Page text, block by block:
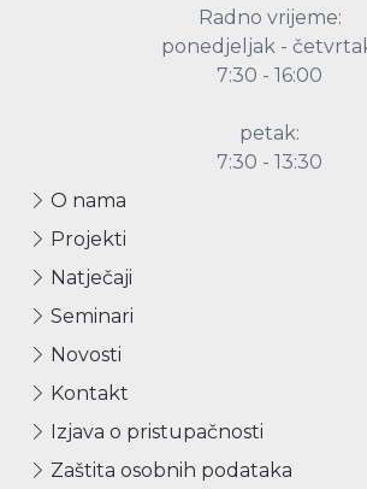
Radno vrijeme:
ponedjeljak -
7:30 - 16:00
petak:
7:30 - 13:30
O nama
Projekti
Natječaji
Seminari
Novosti
Kontakt
Izjava o pristupačnosti
Zaštita osobnih podataka